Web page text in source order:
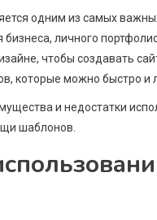
одним из самых
бизнеса, личного
чтобы создавать
которые можно быстро и
и недостатки
шаблонов.